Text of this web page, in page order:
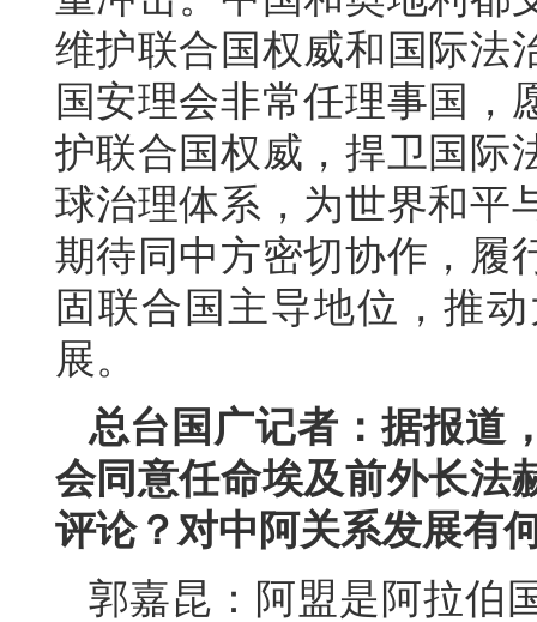
维护联合国权威和国际法
国安理会非常任理事国，
护联合国权威，捍卫国际
球治理体系，为世界和平
期待同中方密切协作，履
固联合国主导地位，推
展。
总台国广记者：据报道
会同意任命埃及前外长法
评论？对中阿关系发展有
郭嘉昆：阿盟是阿拉伯